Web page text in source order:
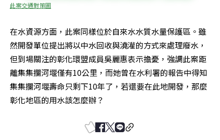
此案交通對策圖
在水資源方面，此案同樣位於自來水水質水量保護區。雖
然開發單位提出將以中水回收與澆灌的方式來處理廢水，
但到場關注的彰化環盟成員吳麗惠表示擔憂，強調此案距
離集集攔河堰僅有10公里，而她曾在水利署的報告中得知
集集攔河堰壽命只剩下10年了，若還要在此地開發，那麼
彰化地區的用水該怎麼辦？